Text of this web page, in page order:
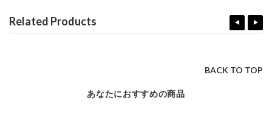
Related Products
BACK TO TOP
あなたにおすすめの商品